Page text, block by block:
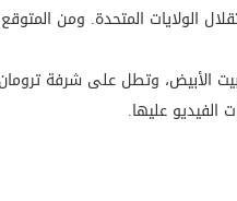
بمناسبة الذكرى 250 لاستقلال الولايات
الأبيض، ​وتطل على شرفة
​عليها.